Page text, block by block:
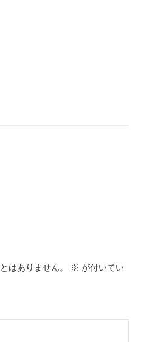
はありません。 ※ が付いてい